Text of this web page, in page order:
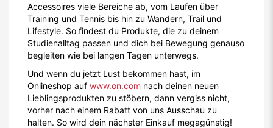
Accessoires viele Bereiche ab, vom Laufen über
Training und Tennis bis hin zu Wandern, Trail und
Lifestyle. So findest du Produkte, die zu deinem
Studienalltag passen und dich bei Bewegung genauso
begleiten wie bei langen Tagen unterwegs.
Und wenn du jetzt Lust bekommen hast, im
Onlineshop auf www.on.com nach deinen neuen
Lieblingsprodukten zu stöbern, dann vergiss nicht,
vorher nach einem Rabatt von uns Ausschau zu
halten. So wird dein nächster Einkauf megagünstig!